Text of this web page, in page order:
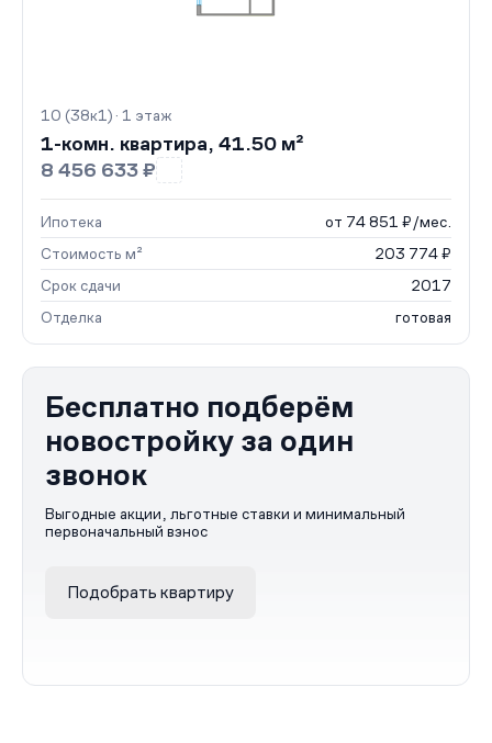
10 (38к1) · 1 этаж
1-комн. квартира, 41.50 м²
8 456 633 ₽
Ипотека
от 74 851 ₽/мес.
Стоимость м²
203 774 ₽
Срок сдачи
2017
Отделка
готовая
Бесплатно подберём
новостройку за один
звонок
Выгодные акции, льготные ставки и минимальный
первоначальный взнос
Подобрать квартиру